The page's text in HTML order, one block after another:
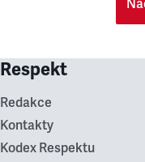
Respekt
Redakce
Kontakty
Kodex Respektu